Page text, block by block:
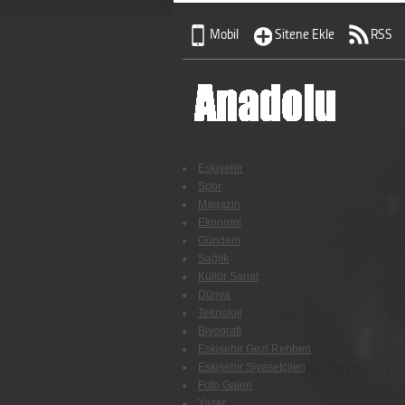
Mobil Sitene Ekle RSS
Eskişehir
Spor
Magazin
Ekonomi
Gündem
Sağlık
Kültür Sanat
Dünya
Teknoloji
Biyografi
Eskişehir Gezi Rehberi
Eskişehir Siyasetçileri
Foto Galeri